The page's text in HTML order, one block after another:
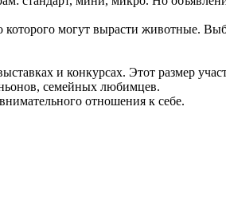
могут вырасти животные.
и конкурсах. Этот размер
семейных любимцев.
отношения к себе.